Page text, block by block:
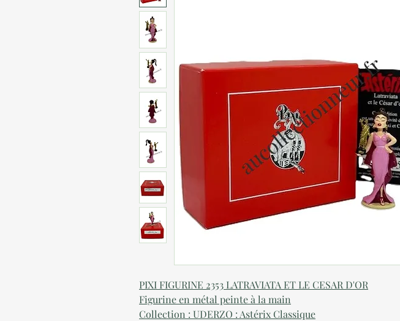
PIXI FIGURINE 2353 LATRAVIATA ET LE CESAR D'OR
Figurine en métal peinte à la main
Collection : UDERZO : Astérix Classique